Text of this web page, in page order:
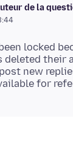
de la
locked
deleted their
new